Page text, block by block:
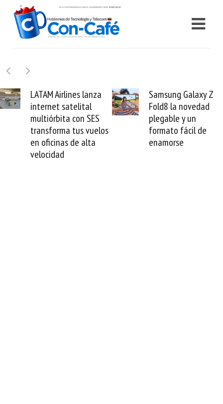
lanza
vuelos
Samsung Galaxy Z
Fold8 la novedad
plegable y un
formato fácil de
enamorse
Cashea
millones
valida el